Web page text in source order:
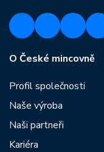
O České mincovně
Profil společnosti
Naše výroba
Naši partneři
Kariéra